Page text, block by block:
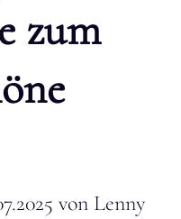
zum
von Lenny